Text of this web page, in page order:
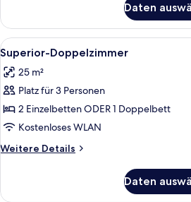
Doppel-
oder
-
Zweibettzimmer
Daten
Alle
Fotos
für
Superior-
Doppelzimmer
anzeigen
Ein
13
Superior-Doppelzimmer
25 m²
Platz für 3 Personen
2 Einzelbetten ODER 1 Doppelbett
Kostenloses WLAN
Weitere Details
Weitere
Doppelzimmer
Daten